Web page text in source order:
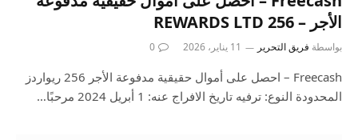
الأجر – 256 REWARDS LTD
بواسطة فريق التحرير 11 يناير، 2026 0
Freecash – احصل على أموال حقيقية مدفوعة الأجر 256 ريواردز
المحدودة النوع: ترفيه تاريخ الافراج عنه: 1 أبريل 2024 مرحبًا…